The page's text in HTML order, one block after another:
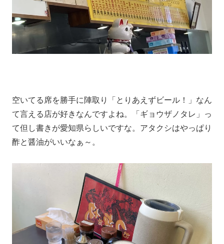
空いてる席を勝手に陣取り「とりあえずビール！」なん
て言える店が好きなんですよね。「ギョウザノタレ」っ
て但し書きが愛知県らしいですな。アタクシはやっぱり
酢と醤油がいいなぁ～。